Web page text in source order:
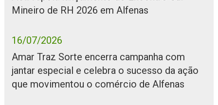
Mineiro de RH 2026 em Alfenas
16/07/2026
Amar Traz Sorte encerra campanha com
jantar especial e celebra o sucesso da ação
que movimentou o comércio de Alfenas